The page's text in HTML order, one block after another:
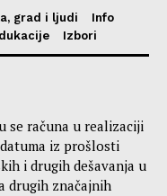
grad i ljudi
Info
Izbori
se računa u realizaciji
iz prošlosti
i drugih dešavanja u
drugih značajnih